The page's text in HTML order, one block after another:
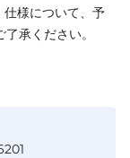
様について、予
承ください。